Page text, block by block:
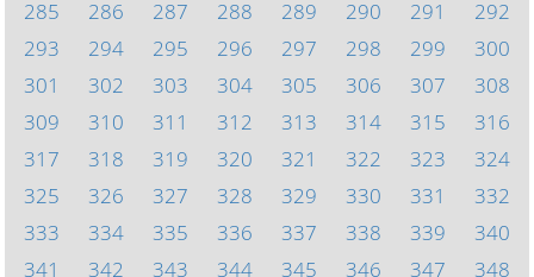
285
286 287 288 289 290 291
292
293
294 295 296 297 298 299
300
301
302 303 304 305 306 307
308
309
310 311 312 313 314 315
316
317
318 319 320 321 322 323
324
325
326 327 328 329 330 331
332
333
334 335 336 337 338 339
340
341
342 343 344 345 346 347 348